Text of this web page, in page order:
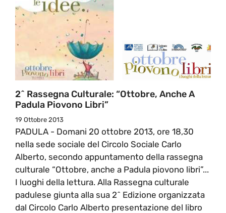
2^ Rassegna Culturale: “Ottobre, Anche A
Padula Piovono Libri”
19 Ottobre 2013
PADULA - Domani 20 ottobre 2013, ore 18,30
nella sede sociale del Circolo Sociale Carlo
Alberto, secondo appuntamento della rassegna
culturale “Ottobre, anche a Padula piovono libri”...
I luoghi della lettura. Alla Rassegna culturale
padulese giunta alla sua 2^ Edizione organizzata
dal Circolo Carlo Alberto presentazione del libro